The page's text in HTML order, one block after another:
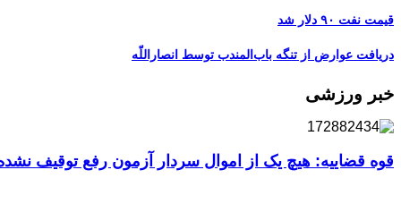
قیمت نفت ۹۰ دلار شد
دریافت عوارض از تنگه باب‌المندب توسط انصاراللّه
خبر ورزشی
قوه قضاییه: هیچ یک از اموال سردار آزمون رفع توقیف